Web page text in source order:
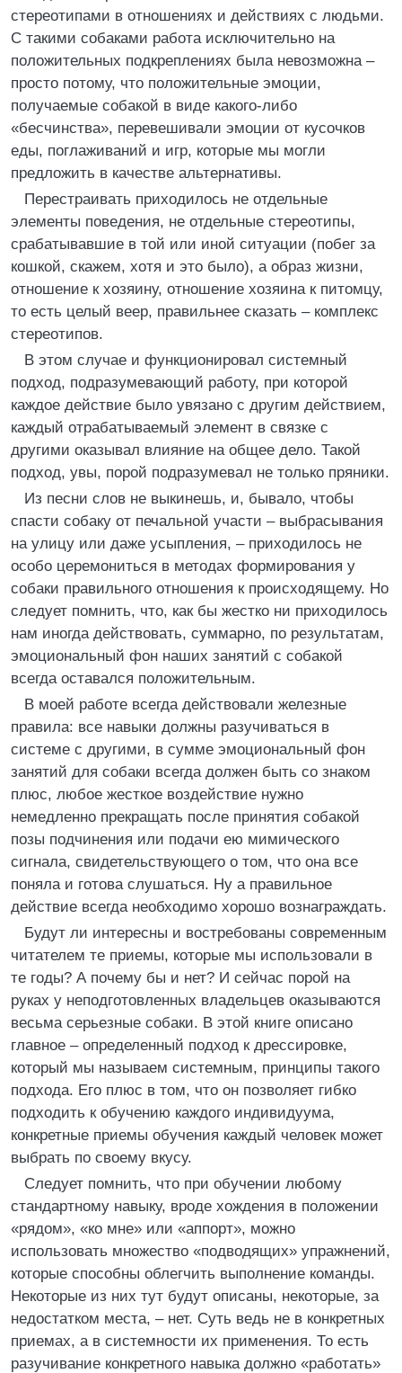
стереотипами в отношениях и действиях с людьми.
С такими собаками работа исключительно на
положительных подкреплениях была невозможна –
просто потому, что положительные эмоции,
получаемые собакой в виде какого-либо
«бесчинства», перевешивали эмоции от кусочков
еды, поглаживаний и игр, которые мы могли
предложить в качестве альтернативы.
Перестраивать приходилось не отдельные
элементы поведения, не отдельные стереотипы,
срабатывавшие в той или иной ситуации (побег за
кошкой, скажем, хотя и это было), а образ жизни,
отношение к хозяину, отношение хозяина к питомцу,
то есть целый веер, правильнее сказать – комплекс
стереотипов.
В этом случае и функционировал системный
подход, подразумевающий работу, при которой
каждое действие было увязано с другим действием,
каждый отрабатываемый элемент в связке с
другими оказывал влияние на общее дело. Такой
подход, увы, порой подразумевал не только пряники.
Из песни слов не выкинешь, и, бывало, чтобы
спасти собаку от печальной участи – выбрасывания
на улицу или даже усыпления, – приходилось не
особо церемониться в методах формирования у
собаки правильного отношения к происходящему. Но
следует помнить, что, как бы жестко ни приходилось
нам иногда действовать, суммарно, по результатам,
эмоциональный фон наших занятий с собакой
всегда оставался положительным.
В моей работе всегда действовали железные
правила: все навыки должны разучиваться в
системе с другими, в сумме эмоциональный фон
занятий для собаки всегда должен быть со знаком
плюс, любое жесткое воздействие нужно
немедленно прекращать после принятия собакой
позы подчинения или подачи ею мимического
сигнала, свидетельствующего о том, что она все
поняла и готова слушаться. Ну а правильное
действие всегда необходимо хорошо вознаграждать.
Будут ли интересны и востребованы современным
читателем те приемы, которые мы использовали в
те годы? А почему бы и нет? И сейчас порой на
руках у неподготовленных владельцев оказываются
весьма серьезные собаки. В этой книге описано
главное – определенный подход к дрессировке,
который мы называем системным, принципы такого
подхода. Его плюс в том, что он позволяет гибко
подходить к обучению каждого индивидуума,
конкретные приемы обучения каждый человек может
выбрать по своему вкусу.
Следует помнить, что при обучении любому
стандартному навыку, вроде хождения в положении
«рядом», «ко мне» или «аппорт», можно
использовать множество «подводящих» упражнений,
которые способны облегчить выполнение команды.
Некоторые из них тут будут описаны, некоторые, за
недостатком места, – нет. Суть ведь не в конкретных
приемах, а в системности их применения. То есть
разучивание конкретного навыка должно «работать»